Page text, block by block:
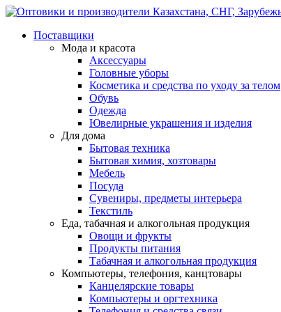
Поставщики
Мода и красота
Аксессуары
Головные уборы
Косметика и средства по уходу за телом
Обувь
Одежда
Ювелирные украшения и изделия
Для дома
Бытовая техника
Бытовая химия, хозтовары
Мебель
Посуда
Сувениры, предметы интерьера
Текстиль
Еда, табачная и алкогольная продукция
Овощи и фрукты
Продукты питания
Табачная и алкогольная продукция
Компьютеры, телефония, канцтовары
Канцелярские товары
Компьютеры и оргтехника